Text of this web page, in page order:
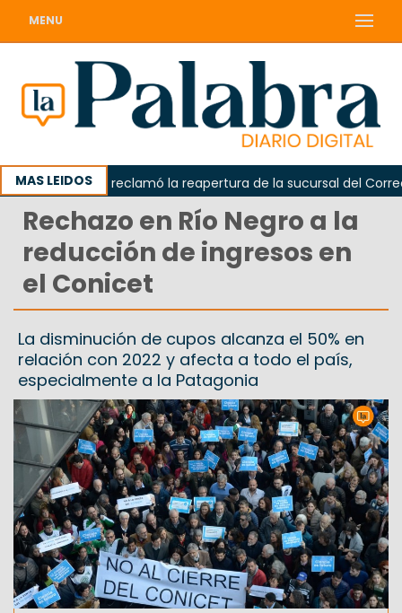
MENU
MAS LEIDOS
Odarda reclamó la reapertura de la sucursal del Correo
Rechazo en Río Negro a la
reducción de ingresos en
el Conicet
La disminución de cupos alcanza el 50% en
relación con 2022 y afecta a todo el país,
especialmente a la Patagonia